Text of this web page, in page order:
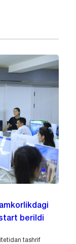
berildi
tashrif